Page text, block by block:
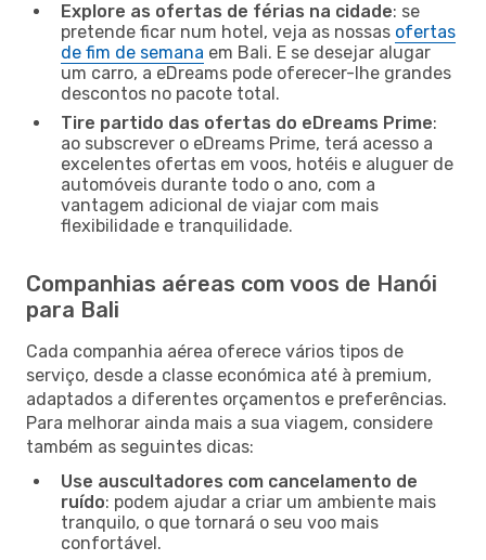
Explore as ofertas de férias na cidade: se
pretende ficar num hotel, veja as nossas ofertas
de fim de semana em Bali. E se desejar alugar
um carro, a eDreams pode oferecer-lhe grandes
descontos no pacote total.
Tire partido das ofertas do eDreams Prime:
ao subscrever o eDreams Prime, terá acesso a
excelentes ofertas em voos, hotéis e aluguer de
automóveis durante todo o ano, com a
vantagem adicional de viajar com mais
flexibilidade e tranquilidade.
Companhias aéreas com voos de Hanói
para Bali
Cada companhia aérea oferece vários tipos de
serviço, desde a classe económica até à premium,
adaptados a diferentes orçamentos e preferências.
Para melhorar ainda mais a sua viagem, considere
também as seguintes dicas:
Use auscultadores com cancelamento de
ruído: podem ajudar a criar um ambiente mais
tranquilo, o que tornará o seu voo mais
confortável.